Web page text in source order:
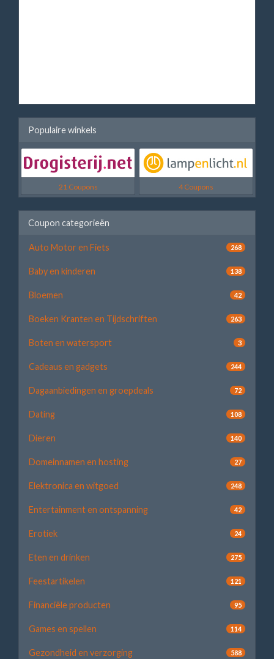
Populaire winkels
21 Coupons 4 Coupons
Coupon categorieën
Auto Motor en Fiets 268
Baby en kinderen 138
Bloemen 42
Boeken Kranten en Tijdschriften 263
Boten en watersport 3
Cadeaus en gadgets 244
Dagaanbiedingen en groepdeals 72
Dating 108
Dieren 140
Domeinnamen en hosting 27
Elektronica en witgoed 248
Entertainment en ontspanning 42
Erotiek 24
Eten en drinken 275
Feestartikelen 121
Financiële producten 95
Games en spellen 114
Gezondheid en verzorging 588